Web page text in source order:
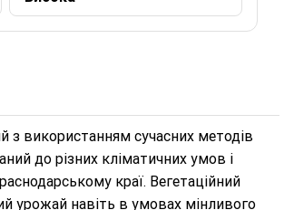
з використанням сучасних методів
до різних кліматичних умов і
краї. Вегетаційний
урожай навіть в умовах мінливого